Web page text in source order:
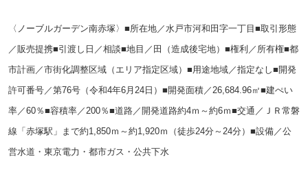
〈ノーブルガーデン南赤塚〉■所在地／水戸市河和田字一丁目■取引形態
／販売提携■引渡し日／相談■地目／田（造成後宅地）■権利／所有権■都
市計画／市街化調整区域（エリア指定区域）■用途地域／指定なし■開発
許可番号／第76号（令和4年6月24日）■開発面積／26,684.96㎡■建ぺい
率／60％■容積率／200％■道路／開発道路約4ｍ～約6ｍ■交通／ＪＲ常磐
線「赤塚駅」まで約1,850ｍ～約1,920ｍ（徒歩24分～24分）■設備／公
営水道・東京電力・都市ガス・公共下水